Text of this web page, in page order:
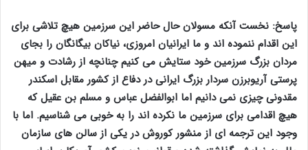
پاسخ: نخست آنکه مسولان حال حاضر این سرزمین هیچ تلاشی برای
این اقدام ننموده اند و ما ایرانیان امروزی، نیاکان بیگانگان را بجای
مردان بزرگ سرزمین خود ستایش می کنیم چنانچه از رشادت و میهن
پرستی آریوبرزن سردار بزرگ ایرانی در دفاع از کشور مقابل اسکندر
مقدونی چیزی نمی دانیم اما ابوالفضل عباس و مسلم بن عقیل که
هیچ اقدامی برای سرزمین ما نکرده اند را به خوبی می شناسیم. اما با
وجود این ترجمه ای از منشور کوروش در یکی از سالن های سازمان